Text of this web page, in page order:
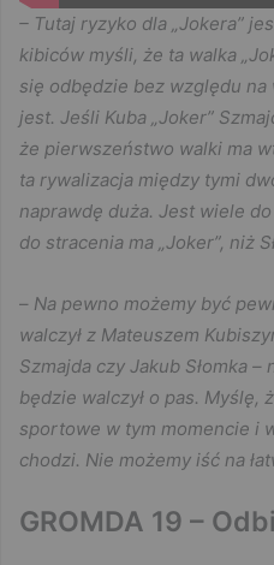
– Tutaj ryzyko dla „Jokera”
kibiców myśli, że ta walka
się odbędzie bez względu
jest. Jeśli Kuba „Joker”
że pierwszeństwo walki ma
ta rywalizacja między tymi
naprawdę duża. Jest wiele
do stracenia ma „Joker”, niż
– Na pewno możemy być
walczył z Mateuszem
Szmajda czy Jakub Słomka
będzie walczył o pas. Myślę,
sportowe w tym momencie i
chodzi. Nie możemy iść na
GROMDA 19 –